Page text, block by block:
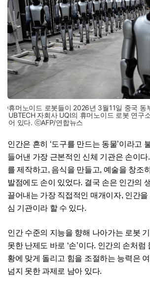
휴머노이드 로봇들이 2026년 3월11일 중국 동
UBTECH 자회사 UQI의 휴머노이드 로봇 연구
어 있다. ⓒAFP/연합뉴스
인간은 흔히 ‘도구를 만드는 동물’이라고
들어낸 가장 근본적인 신체 기관은 손이다
를 제작하고, 음식을 만들고, 예술을 창조
발점에도 손이 있었다. 결국 손은 인간의
끌어내는 가장 직접적인 매개이자, 인간
심 기관이라 할 수 있다.
인간 수준의 지능을 향해 나아가는 로봇
못한 난제도 바로 ‘손’이다. 인간의 손처럼
황에 맞게 돌리고 힘을 조절하는 능력은
넘지 못한 과제로 남아 있다.